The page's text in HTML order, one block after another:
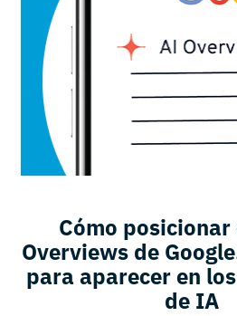
Cómo
Overviews de
para aparecer en
de IA